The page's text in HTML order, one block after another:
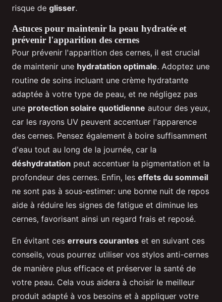
risque de glisser.
Astuces pour maintenir la peau hydratée et
prévenir l'apparition des cernes
Pour prévenir l'apparition des cernes, il est crucial
de maintenir une hydratation optimale. Adoptez une
routine de soins incluant une crème hydratante
adaptée à votre type de peau, et ne négligez pas
une protection solaire quotidienne autour des yeux,
car les rayons UV peuvent accentuer l'apparence
des cernes. Pensez également à boire suffisamment
d'eau tout au long de la journée, car la
déshydratation peut accentuer la pigmentation et la
profondeur des cernes. Enfin, les effets du sommeil
ne sont pas à sous-estimer: une bonne nuit de repos
aide à réduire les signes de fatigue et diminue les
cernes, favorisant ainsi un regard frais et reposé.
En évitant ces erreurs courantes et en suivant ces
conseils, vous pourrez utiliser vos stylos anti-cernes
de manière plus efficace et préserver la santé de
votre peau. Cela vous aidera à choisir le meilleur
produit adapté à vos besoins et à appliquer votre